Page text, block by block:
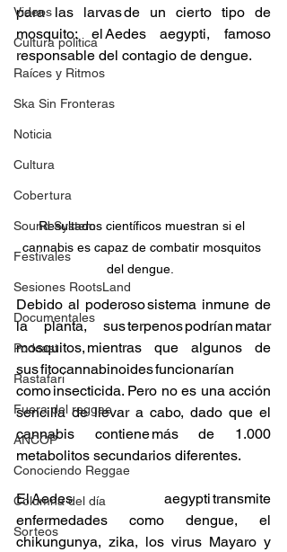
Videos
Cultura política
Raíces y Ritmos
Ska Sin Fronteras
Noticia
Cultura
Cobertura
Sound System
Festivales
Sesiones RootsLand
Documentales
Podcast
Rastafari
Fuera del reggae
ANCOP
Conociendo Reggae
Columna del día
Sorteos
para las larvas de un cierto tipo de
mosquito: el Aedes aegypti, famoso
responsable del contagio de dengue.
Resultados científicos muestran si el
cannabis es capaz de combatir mosquitos
del dengue.
Debido al poderoso sistema inmune de
la planta, sus terpenos podrían matar
mosquitos, mientras que algunos de
sus fitocannabinoides funcionarían
como insecticida. Pero no es una acción
sencilla de llevar a cabo, dado que el
cannabis contiene más de 1.000
metabolitos secundarios diferentes.
El Aedes aegypti transmite
enfermedades como dengue, el
chikungunya, zika, los virus Mayaro y